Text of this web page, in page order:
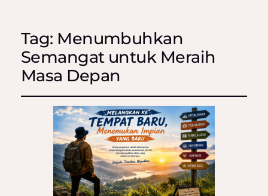
Tag: Menumbuhkan
Semangat untuk Meraih
Masa Depan